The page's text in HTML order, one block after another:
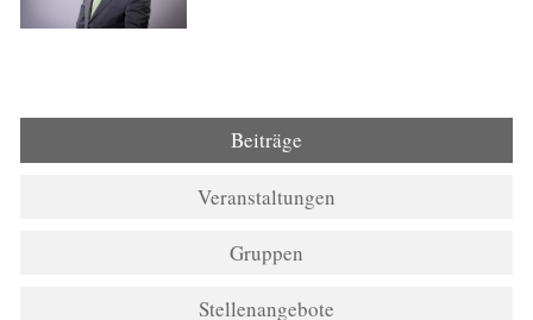
Beiträge
Veranstaltungen
Gruppen
Stellenangebote